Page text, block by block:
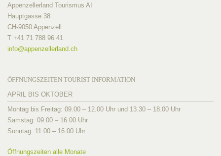
Appenzellerland Tourismus AI
Hauptgasse 38
CH-9050 Appenzell
T +41 71 788 96 41
info@appenzellerland.ch
ÖFFNUNGSZEITEN TOURIST INFORMATION
APRIL BIS OKTOBER
Montag bis Freitag: 09.00 – 12.00 Uhr und 13.30 – 18.00 Uhr
Samstag: 09.00 – 16.00 Uhr
Sonntag: 11.00 – 16.00 Uhr
Öffnungszeiten alle Monate